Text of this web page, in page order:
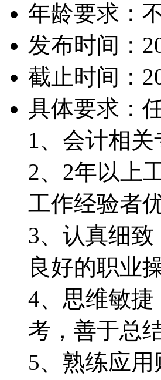
年龄要求：
发布时间：
截止时间：
具体要求：
1、会计相
2、2年以上
工作经验者
3、认真细
良好的职业
4、思维敏
考，善于总
5、熟练应